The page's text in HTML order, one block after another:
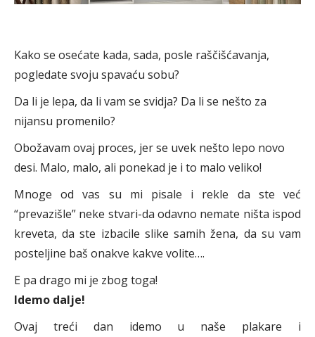
Kako se osećate kada, sada, posle raščišćavanja,
pogledate svoju spavaću sobu?
Da li je lepa, da li vam se svidja? Da li se nešto za
nijansu promenilo?
Obožavam ovaj proces, jer se uvek nešto lepo novo
desi. Malo, malo, ali ponekad je i to malo veliko!
Mnoge od vas su mi pisale i rekle da ste već
“prevazišle” neke stvari-da odavno nemate ništa ispod
kreveta, da ste izbacile slike samih žena, da su vam
posteljine baš onakve kakve volite….
E pa drago mi je zbog toga!
Idemo dalje!
Ovaj treći dan idemo u naše plakare i